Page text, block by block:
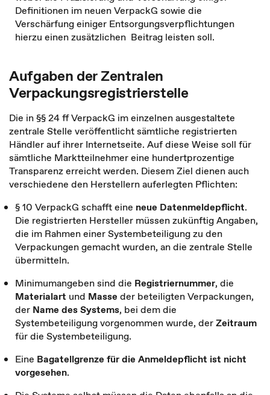
Definitionen im neuen VerpackG sowie die
Verschärfung einiger Entsorgungsverpflichtungen
hierzu einen zusätzlichen Beitrag leisten soll.
Aufgaben der Zentralen
Verpackungsregistrierstelle
Die in §§ 24 ff VerpackG im einzelnen ausgestaltete
zentrale Stelle veröffentlicht sämtliche registrierten
Händler auf ihrer Internetseite. Auf diese Weise soll für
sämtliche Marktteilnehmer eine hundertprozentige
Transparenz erreicht werden. Diesem Ziel dienen auch
verschiedene den Herstellern auferlegten Pflichten:
§ 10 VerpackG schafft eine neue Datenmeldepflicht.
Die registrierten Hersteller müssen zukünftig Angaben,
die im Rahmen einer Systembeteiligung zu den
Verpackungen gemacht wurden, an die zentrale Stelle
übermitteln.
Minimumangeben sind die Registriernummer, die
Materialart und Masse der beteiligten Verpackungen,
der Name des Systems, bei dem die
Systembeteiligung vorgenommen wurde, derZeitraum
für die Systembeteiligung.
Eine Bagatellgrenze für die Anmeldepflicht ist nicht
vorgesehen.